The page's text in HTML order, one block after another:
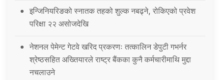
इन्जिनियरिङको स्नातक तहको शुल्क नबढ्ने, रोकिएको प्रवेश
परिक्षा २२ असोजदेखि
नेशनल पेमेन्ट गेटवे खरिद प्रकरणः तत्कालिन डेपुटी गभर्नर
श्रेष्ठसहित अख्तियारले राष्ट्र बैंकका कुनै कर्मचारीमाथि मुद्दा
नचलाउने